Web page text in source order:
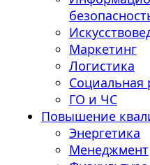
Маркетинг
Логистика
Социальная
ГО и ЧС
Повышение
Энергетика
Менеджмент